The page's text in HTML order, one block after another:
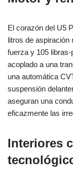
El corazón del U5
litros de aspiración
fuerza y 105
acoplado a una
una automática
suspensión
aseguran una
eficazmente las
Interiores